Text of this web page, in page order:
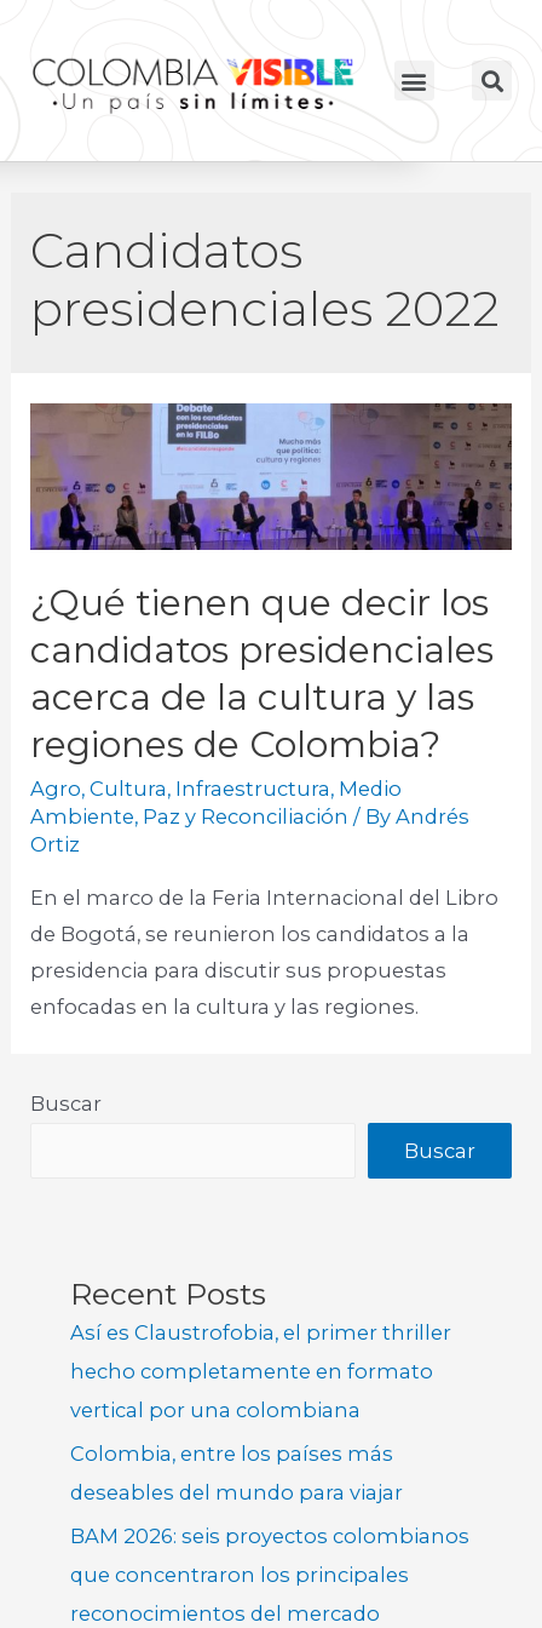
Candidatos
presidenciales 2022
¿Qué tienen que decir los
candidatos presidenciales
acerca de la cultura y las
regiones de Colombia?
Agro,Cultura, Infraestructura, Medio
Ambiente, Paz y Reconciliación / ByAndrés
Ortiz
En el marco de la Feria Internacional del Libro
de Bogotá, se reunieron los candidatos a la
presidencia para discutir sus propuestas
enfocadas en la cultura y las regiones. ​
Buscar
Buscar
Recent Posts
Así es Claustrofobia, el primer thriller
hecho completamente en formato
vertical por una colombiana
Colombia, entre los países más
deseables del mundo para viajar
BAM 2026: seis proyectos colombianos
que concentraron los principales
reconocimientos del mercado